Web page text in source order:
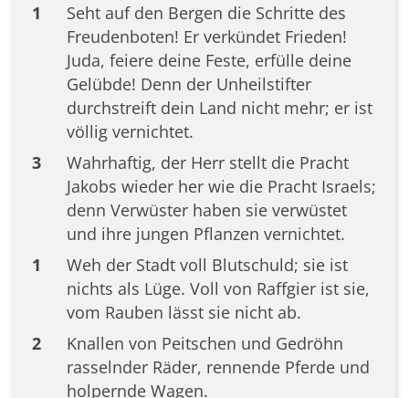
1
Seht auf den Bergen die Schritte des
Freudenboten! Er verkündet Frieden!
Juda, feiere deine Feste, erfülle deine
Gelübde! Denn der Unheilstifter
durchstreift dein Land nicht mehr; er ist
völlig vernichtet.
3
Wahrhaftig, der Herr stellt die Pracht
Jakobs wieder her wie die Pracht Israels;
denn Verwüster haben sie verwüstet
und ihre jungen Pflanzen vernichtet.
1
Weh der Stadt voll Blutschuld; sie ist
nichts als Lüge. Voll von Raffgier ist sie,
vom Rauben lässt sie nicht ab.
2
Knallen von Peitschen und Gedröhn
rasselnder Räder, rennende Pferde und
holpernde Wagen.